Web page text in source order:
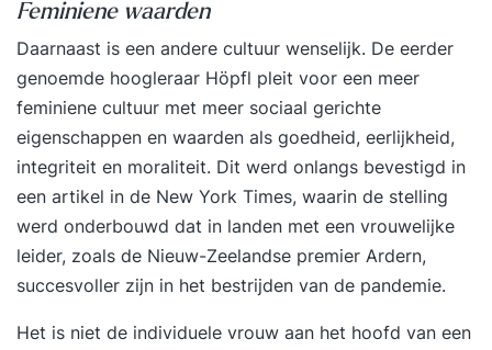
Feminiene waarden
Daarnaast is een andere cultuur wenselijk. De eerder
genoemde hoogleraar Höpfl pleit voor een meer
feminiene cultuur met meer sociaal gerichte
eigenschappen en waarden als goedheid, eerlijkheid,
integriteit en moraliteit. Dit werd onlangs bevestigd in
een artikel in de New York Times, waarin de stelling
werd onderbouwd dat in landen met een vrouwelijke
leider, zoals de Nieuw-Zeelandse premier Ardern,
succesvoller zijn in het bestrijden van de pandemie.
Het is niet de individuele vrouw aan het hoofd van een